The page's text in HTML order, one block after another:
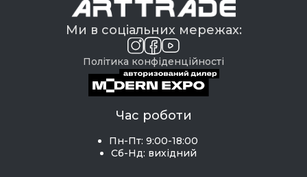
Ми в соціальних мережах:
Політика конфіденційності
Час роботи
Пн-Пт: 9:00-18:00
Сб-Нд: вихідний